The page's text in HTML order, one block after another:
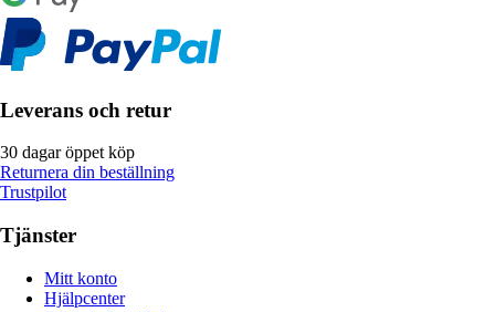
Leverans och retur
30 dagar öppet köp
Returnera din beställning
Trustpilot
Tjänster
Mitt konto
Hjälpcenter